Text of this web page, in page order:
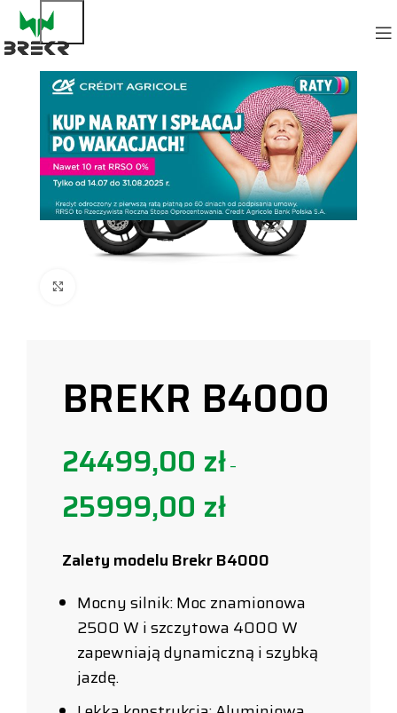
BREKR B4000
24499,00 zł–
25999,00 zł
Zalety modelu Brekr B4000
Mocny silnik: Moc znamionowa
2500 W i szczytowa 4000 W
zapewniają dynamiczną i szybką
jazdę.